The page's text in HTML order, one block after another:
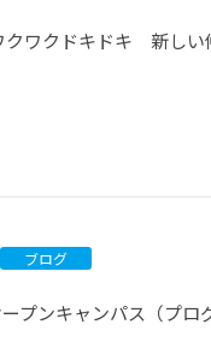
クワクドキドキ 新しい
ブログ
ープンキャンパス（プ